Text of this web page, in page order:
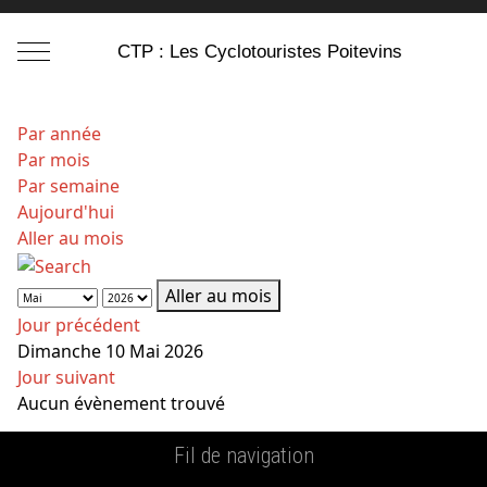
Mobile Menu ToggleCTP : Les Cyclotouristes Poitevins
Par année
Par mois
Par semaine
Aujourd'hui
Aller au mois
Aller au mois
Jour précédent
Dimanche 10 Mai 2026
Jour suivant
Aucun évènement trouvé
Fil de navigation